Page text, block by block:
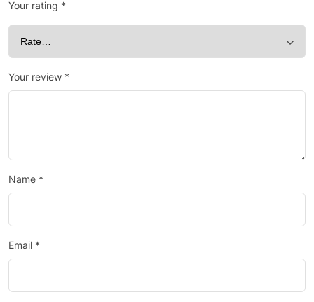
Your rating *
Your review *
Name *
Email *